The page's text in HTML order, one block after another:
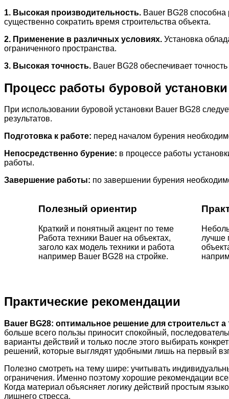
1. Высокая производительность. Bauer BG28 способна
существенно сократить время строительства объекта.
2. Применение в различных условиях. Установка
ограниченного пространства.
3. Высокая точность. Bauer BG28 обеспечивает
Процесс работы буровой установки
При использовании буровой установки Bauer BG28
результатов.
Подготовка к работе: перед началом бурения
Непосредственно бурение: в процессе работы
работы.
Завершение работы: по завершении бурения
Полезный ориентир
Краткий и понятный акцент по теме
Работа техники Bauer на объектах,
заголо ках модель техники и работа
например Bauer BG28 на стройке.
лучше
Практические рекомендации
Bauer BG28: оптимальное решение для строительст а
больше всего пользы приносит спокойный,
варианты действий и только после этого выбирать
решений, которые выглядят удобными лишь на первый
Полезно смотреть на тему шире: учитывать
ограничения. Именно поэтому хорошие рекомендации
Когда материал объясняет логику действий простым
лишнего стресса.